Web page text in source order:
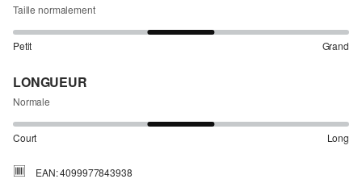
Taille normalement
Petit Grand
LONGUEUR
Normale
Court Long
EAN: 4099977843938